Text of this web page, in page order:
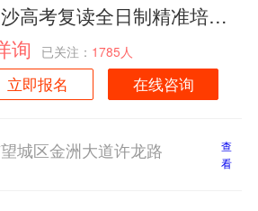
高考复读全日制精准培训
询 已关注： 1785人
立即报名 在线咨询
城区金洲大道许龙路
查
看